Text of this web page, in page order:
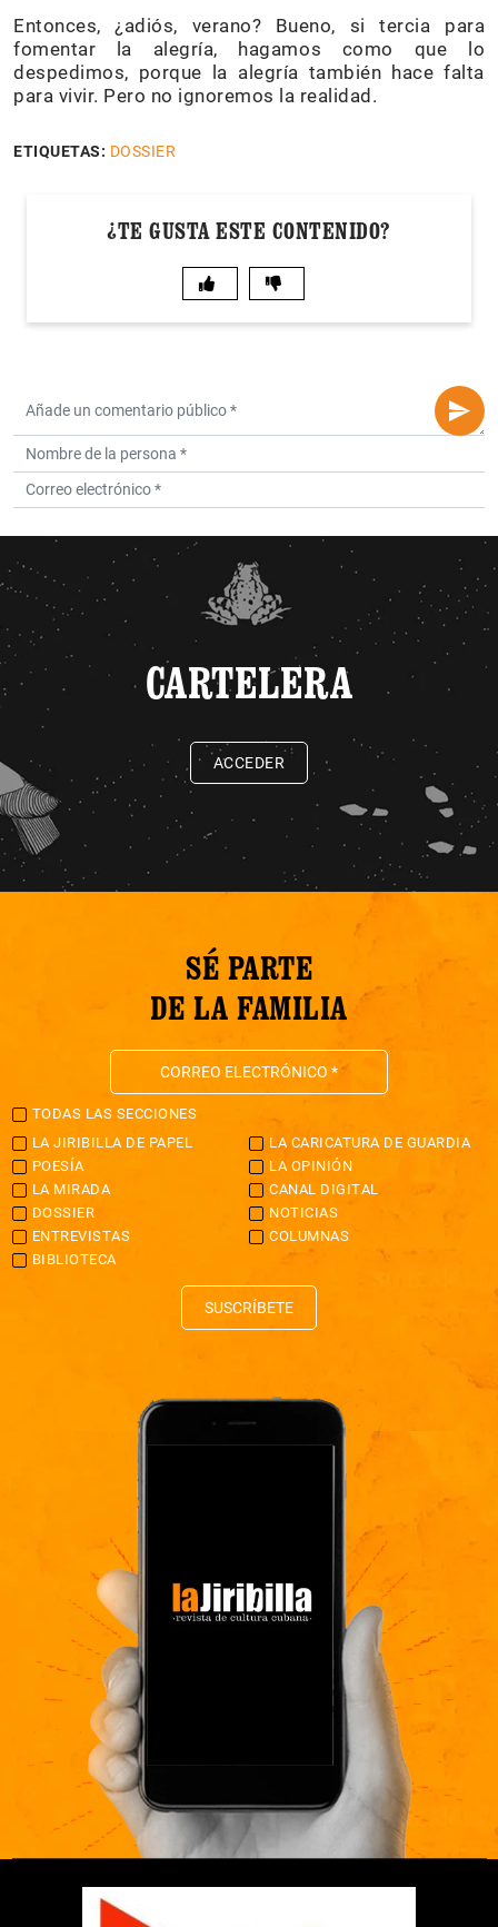
Entonces, ¿adiós, verano? Bueno, si tercia para
fomentar la alegría, hagamos como que lo
despedimos, porque la alegría también hace falta
para vivir. Pero no ignoremos la realidad.
ETIQUETAS: DOSSIER
¿TE GUSTA ESTE CONTENIDO?
CARTELERA
ACCEDER
SÉ PARTE
DE LA FAMILIA
TODAS LAS SECCIONES
LA JIRIBILLA DE PAPEL
LA CARICATURA DE GUARDIA
POESÍA
LA OPINIÓN
LA MIRADA
CANAL DIGITAL
DOSSIER
NOTICIAS
ENTREVISTAS
COLUMNAS
BIBLIOTECA
SUSCRÍBETE